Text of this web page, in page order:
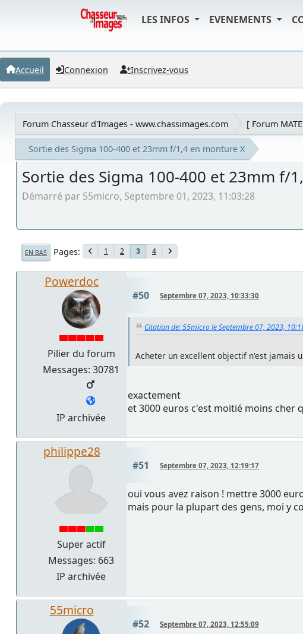
LES INFOS EVENEMENTS
Accueil Connexion Inscrivez-vous
Forum Chasseur d'Images - www.chassimages.com [ Forum
Sortie des Sigma 100-400 et 23mm f/1,4 en monture X
Sortie des Sigma 100-400 et 23mm f/
Démarré par 55micro, Septembre 01, 2023, 11:03:28
EN BAS Pages 1 2 3 4
Powerdoc
Pilier du forum
Messages: 30781
IP archivée
#50 Septembre 07, 2023, 10:33:30
Citation de: 55micro le Septembre 07, 2023,
Acheter un excellent objectif n'est jamais
exactement
et 3000 euros c'est moitié moins cher
philippe28
Super actif
Messages: 663
IP archivée
#51 Septembre 07, 2023, 12:19:17
oui vous avez raison ! mettre 3000
mais pour la plupart des gens, moi y
55micro
#52 Septembre 07, 2023, 12:55:09